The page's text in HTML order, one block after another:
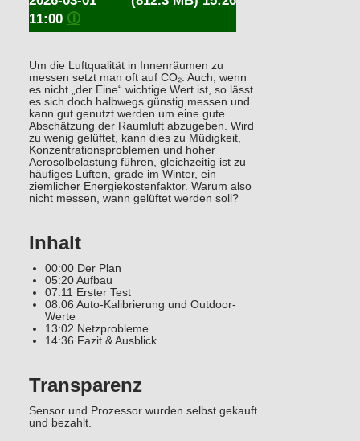
11:00 🛈
Um die Luftqualität in Innenräumen zu
messen setzt man oft auf CO₂. Auch, wenn
es nicht „der Eine“ wichtige Wert ist, so lässt
es sich doch halbwegs günstig messen und
kann gut genutzt werden um eine gute
Abschätzung der Raumluft abzugeben. Wird
zu wenig gelüftet, kann dies zu Müdigkeit,
Konzentrationsproblemen und hoher
Aerosolbelastung führen, gleichzeitig ist zu
häufiges Lüften, grade im Winter, ein
ziemlicher Energiekostenfaktor. Warum also
nicht messen, wann gelüftet werden soll?
Inhalt
00:00 Der Plan
05:20 Aufbau
07:11 Erster Test
08:06 Auto-Kalibrierung und Outdoor-
Werte
13:02 Netzprobleme
14:36 Fazit & Ausblick
Transparenz
Sensor und Prozessor wurden selbst gekauft
und bezahlt.